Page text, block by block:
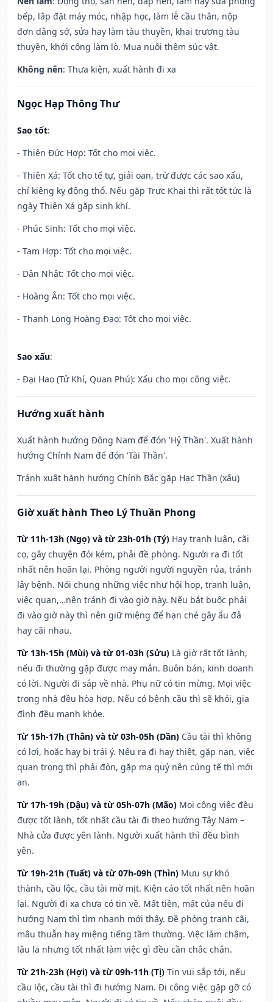
bếp, lắp đặt máy móc, nhập học, làm lễ cầu thân, nộp
đơn dâng sớ, sửa hay làm tàu thuyền, khai trương tàu
thuyền, khởi công làm lò. Mua nuôi thêm súc vật.
Không nên: Thưa kiện, xuất hành đi xa
Ngọc Hạp Thông Thư
Sao tốt:
- Thiên Đức Hợp: Tốt cho mọi việc.
- Thiên Xá: Tốt cho tế tự, giải oan, trừ được các sao xấu,
chỉ kiêng kỵ động thổ. Nếu gặp Trực Khai thì rất tốt tức là
ngày Thiên Xá gặp sinh khí.
- Phúc Sinh: Tốt cho mọi việc.
- Tam Hợp: Tốt cho mọi việc.
- Dân Nhật: Tốt cho mọi việc.
- Hoàng Ân: Tốt cho mọi việc.
- Thanh Long Hoàng Đạo: Tốt cho mọi việc.
Sao xấu:
- Đại Hao (Tử Khí, Quan Phú): Xấu cho mọi công việc.
Hướng xuất hành
Xuất hành hướng Đông Nam để đón 'Hỷ Thần'. Xuất hành
hướng Chính Nam để đón 'Tài Thần'.
Tránh xuất hành hướng Chính Bắc gặp Hạc Thần (xấu)
Giờ xuất hành Theo Lý Thuần Phong
Từ 11h-13h (Ngọ) và từ 23h-01h (Tý) Hay tranh luận, cãi
cọ, gây chuyện đói kém, phải đề phòng. Người ra đi tốt
nhất nên hoãn lại. Phòng người người nguyền rủa, tránh
lây bệnh. Nói chung những việc như hội họp, tranh luận,
việc quan,…nên tránh đi vào giờ này. Nếu bắt buộc phải
đi vào giờ này thì nên giữ miệng để hạn ché gây ẩu đả
hay cãi nhau.
Từ 13h-15h (Mùi) và từ 01-03h (Sửu) Là giờ rất tốt lành,
nếu đi thường gặp được may mắn. Buôn bán, kinh doanh
có lời. Người đi sắp về nhà. Phụ nữ có tin mừng. Mọi việc
trong nhà đều hòa hợp. Nếu có bệnh cầu thì sẽ khỏi, gia
đình đều mạnh khỏe.
Từ 15h-17h (Thân) và từ 03h-05h (Dần) Cầu tài thì không
có lợi, hoặc hay bị trái ý. Nếu ra đi hay thiệt, gặp nạn, việc
quan trọng thì phải đòn, gặp ma quỷ nên cúng tế thì mới
an.
Từ 17h-19h (Dậu) và từ 05h-07h (Mão) Mọi công việc đều
được tốt lành, tốt nhất cầu tài đi theo hướng Tây Nam –
Nhà cửa được yên lành. Người xuất hành thì đều bình
yên.
Từ 19h-21h (Tuất) và từ 07h-09h (Thìn) Mưu sự khó
thành, cầu lộc, cầu tài mờ mịt. Kiện cáo tốt nhất nên hoãn
lại. Người đi xa chưa có tin về. Mất tiền, mất của nếu đi
hướng Nam thì tìm nhanh mới thấy. Đề phòng tranh cãi,
mâu thuẫn hay miệng tiếng tầm thường. Việc làm chậm,
lâu la nhưng tốt nhất làm việc gì đều cần chắc chắn.
Từ 21h-23h (Hợi) và từ 09h-11h (Tị) Tin vui sắp tới, nếu
cầu lộc, cầu tài thì đi hướng Nam. Đi công việc gặp gỡ có